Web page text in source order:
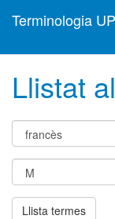
Terminologia
Llistat
Llista termes